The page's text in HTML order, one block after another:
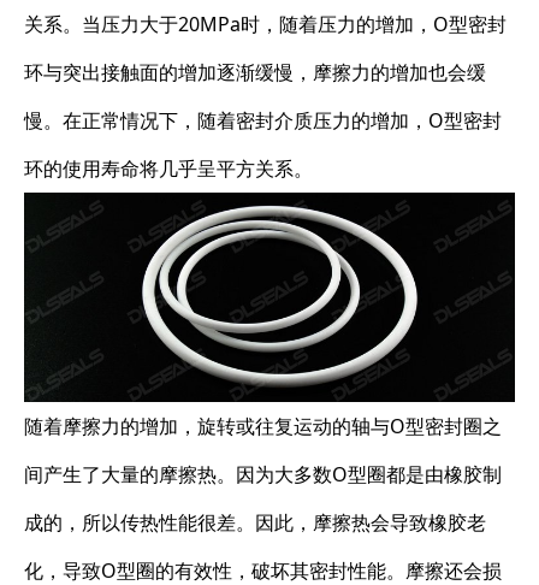
关系。当压力大于20MPa时，随着压力的增加，O型密封
环与突出接触面的增加逐渐缓慢，摩擦力的增加也会缓
慢。在正常情况下，随着密封介质压力的增加，O型密封
环的使用寿命将几乎呈平方关系。
随着摩擦力的增加，旋转或往复运动的轴与O型密封圈之
间产生了大量的摩擦热。因为大多数O型圈都是由橡胶制
成的，所以传热性能很差。因此，摩擦热会导致橡胶老
化，导致O型圈的有效性，破坏其密封性能。摩擦还会损